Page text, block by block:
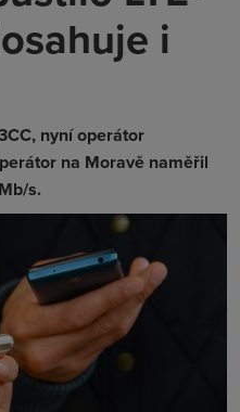
i
nyní operátor
na Moravě naměřil
s.